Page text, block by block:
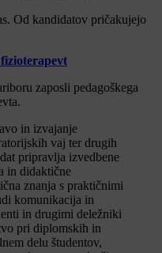
Od kandidatov pričakujejo
zaposli pedagoškega
in izvajanje
vaj ter drugih
pripravlja izvedbene
in didaktične
znanja s praktičnimi
komunikacija in
in drugimi deležniki
pri diplomskih in
delu študentov,